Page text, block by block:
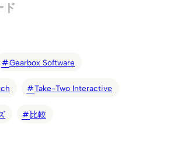
ド
Gearbox Software
Take-Two Interactive
比較